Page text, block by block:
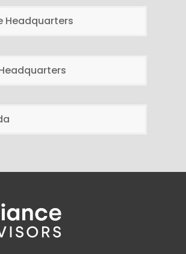
Headquarters